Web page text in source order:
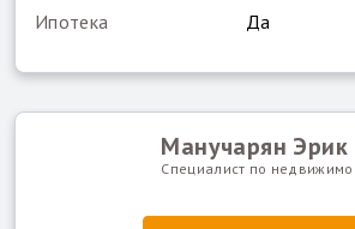
Ипотека
Да
Манучарян Эрик
Специалист по